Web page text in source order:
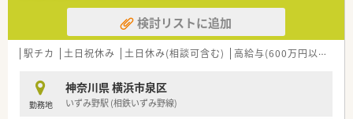
■この求人はプレミア高収入求人特集に掲載中です■
■この求人は大手薬局求人特集に掲載中です■
検討リストに追加
駅チカ 土日祝休み 土日休み(相談可含む) 高給与(600万円以上)
勤務地
神奈川県 横浜市泉区
いずみ野駅 (相鉄いずみ野線)